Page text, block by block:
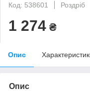
Код: 538601
Роздріб
1 274 ₴
Опис
Опис